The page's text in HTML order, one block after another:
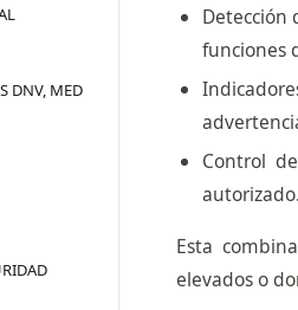
DNV, MED
Detección
funciones
Control
autorizado.
Esta
elevados o